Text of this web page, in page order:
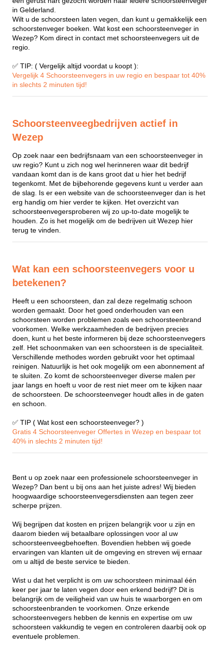
in Gelderland.
Wilt u de schoorsteen laten vegen, dan kunt u gemakkelijk een
schoorstenveger boeken. Wat kost een schoorsteenveger in
Wezep? Kom direct in contact met schoorsteenvegers uit de
regio.
✅ TIP: ( Vergelijk altijd voordat u koopt ):
Vergelijk 4 Schoorsteenvegers in uw regio en bespaar tot 40%
in slechts 2 minuten tijd!
Schoorsteenveegbedrijven actief in
Wezep
Op zoek naar een bedrijfsnaam van een schoorsteenveger in
uw regio? Kunt u zich nog wel herinneren waar dit bedrijf
vandaan komt dan is de kans groot dat u hier het bedrijf
tegenkomt. Met de bijbehorende gegevens kunt u verder aan
de slag. Is er een website van de schoorsteenveger dan is het
erg handig om hier verder te kijken. Het overzicht van
schoorsteenvegersproberen wij zo up-to-date mogelijk te
houden. Zo is het mogelijk om de bedrijven uit Wezep hier
terug te vinden.
Wat kan een schoorsteenvegers voor u
betekenen?
Heeft u een schoorsteen, dan zal deze regelmatig schoon
worden gemaakt. Door het goed onderhouden van een
schoorsteen worden problemen zoals een schoorsteenbrand
voorkomen. Welke werkzaamheden de bedrijven precies
doen, kunt u het beste informeren bij deze schoorsteenvegers
zelf. Het schoonmaken van een schoorsteen is de specialiteit.
Verschillende methodes worden gebruikt voor het optimaal
reinigen. Natuurlijk is het ook mogelijk om een abonnement af
te sluiten. Zo komt de schoorsteenveger diverse malen per
jaar langs en hoeft u voor de rest niet meer om te kijken naar
de schoorsteen. De schoorsteenveger houdt alles in de gaten
en schoon.
✅ TIP ( Wat kost een schoorsteenveger? )
Gratis 4 Schoorsteenveger Offertes in Wezep en bespaar tot
40% in slechts 2 minuten tijd!
Bent u op zoek naar een professionele schoorsteenveger in
Wezep? Dan bent u bij ons aan het juiste adres! Wij bieden
hoogwaardige schoorsteenvegersdiensten aan tegen zeer
scherpe prijzen.
Wij begrijpen dat kosten en prijzen belangrijk voor u zijn en
daarom bieden wij betaalbare oplossingen voor al uw
schoorsteenveegbehoeften. Bovendien hebben wij goede
ervaringen van klanten uit de omgeving en streven wij ernaar
om u altijd de beste service te bieden.
Wist u dat het verplicht is om uw schoorsteen minimaal één
keer per jaar te laten vegen door een erkend bedrijf? Dit is
belangrijk om de veiligheid van uw huis te waarborgen en om
schoorsteenbranden te voorkomen. Onze erkende
schoorsteenvegers hebben de kennis en expertise om uw
schoorsteen vakkundig te vegen en controleren daarbij ook op
eventuele problemen.